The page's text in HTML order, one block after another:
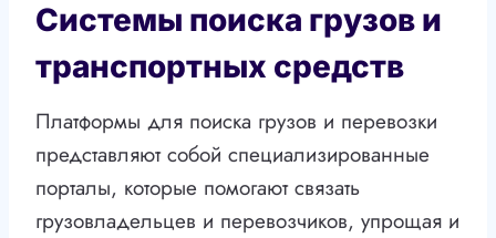
Системы поиска грузов и
транспортных средств
Платформы для поиска грузов и перевозки
представляют собой специализированные
порталы, которые помогают связать
грузовладельцев и перевозчиков, упрощая и